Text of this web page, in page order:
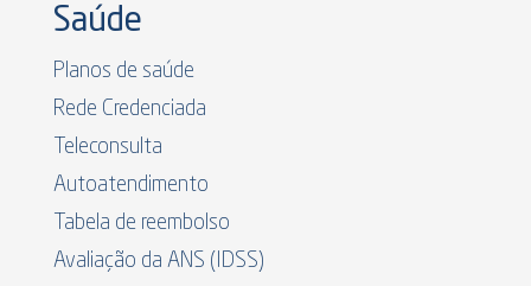
Saúde
Planos de saúde
Rede Credenciada
Teleconsulta
Autoatendimento
Tabela de reembolso
Avaliação da ANS (IDSS)